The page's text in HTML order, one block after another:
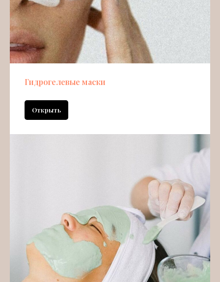
Гидрогелевые маски
Открыть